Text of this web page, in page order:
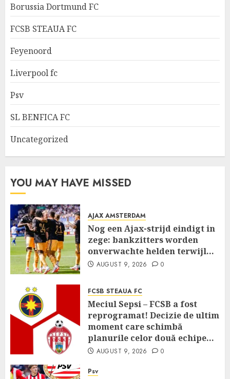
Borussia Dortmund FC
FCSB STEAUA FC
Feyenoord
Liverpool fc
Psv
SL BENFICA FC
Uncategorized
YOU MAY HAVE MISSED
AJAX AMSTERDAM
Nog een Ajax-strijd eindigt in
zege: bankzitters worden
onverwachte helden terwijl…
AUGUST 9, 2026 0
FCSB STEAUA FC
Meciul Sepsi – FCSB a fost
reprogramat! Decizie de ultim
moment care schimbă
planurile celor două echipe…
AUGUST 9, 2026 0
Psv